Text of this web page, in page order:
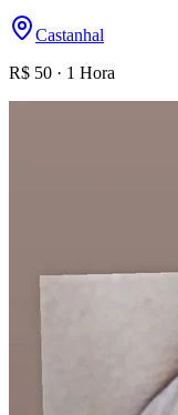
Castanhal
R$ 50 · 1 Hora